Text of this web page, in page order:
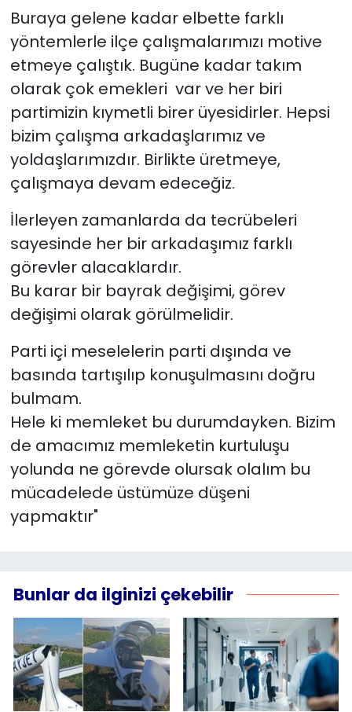
Buraya gelene kadar elbette farklı
yöntemlerle ilçe çalışmalarımızı motive
etmeye çalıştık. Bugüne kadar takım
olarak çok emekleri var ve her biri
partimizin kıymetli birer üyesidirler. Hepsi
bizim çalışma arkadaşlarımız ve
yoldaşlarımızdır. Birlikte üretmeye,
çalışmaya devam edeceğiz.
İlerleyen zamanlarda da tecrübeleri
sayesinde her bir arkadaşımız farklı
görevler alacaklardır.
Bu karar bir bayrak değişimi, görev
değişimi olarak görülmelidir.
Parti içi meselelerin parti dışında ve
basında tartışılıp konuşulmasını doğru
bulmam.
Hele ki memleket bu durumdayken. Bizim
de amacımız memleketin kurtuluşu
yolunda ne görevde olursak olalım bu
mücadelede üstümüze düşeni
yapmaktır"
Bunlar da ilginizi çekebilir